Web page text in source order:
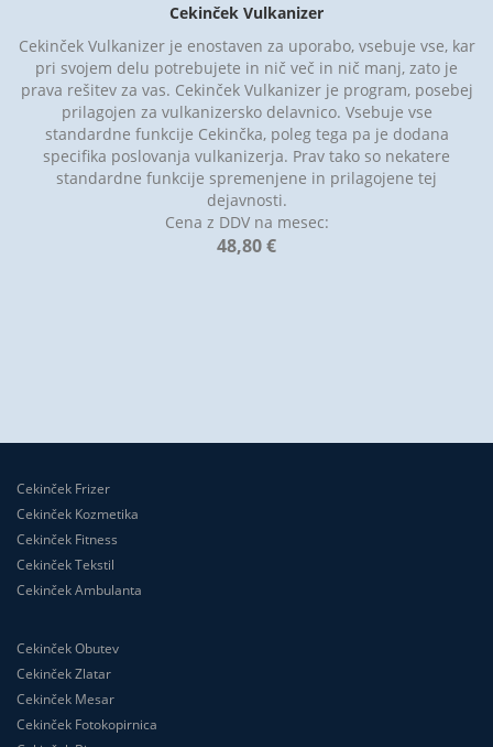
Cekinček Vulkanizer
Cekinček Vulkanizer je enostaven za uporabo, vsebuje vse, kar
pri svojem delu potrebujete in nič več in nič manj, zato je
prava rešitev za vas. Cekinček Vulkanizer je program, posebej
prilagojen za vulkanizersko delavnico. Vsebuje vse
standardne funkcije Cekinčka, poleg tega pa je dodana
specifika poslovanja vulkanizerja. Prav tako so nekatere
standardne funkcije spremenjene in prilagojene tej
dejavnosti.
Cena z DDV na mesec:
48,80 €
Cekinček Frizer
Cekinček Kozmetika
Cekinček Fitness
Cekinček Tekstil
Cekinček Ambulanta
Cekinček Obutev
Cekinček Zlatar
Cekinček Mesar
Cekinček Fotokopirnica